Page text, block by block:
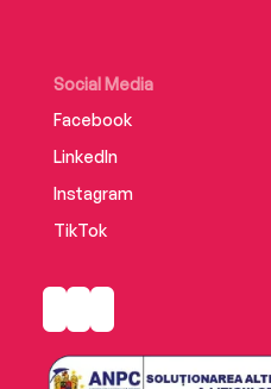
Social Media
Facebook
LinkedIn
Instagram
TikTok